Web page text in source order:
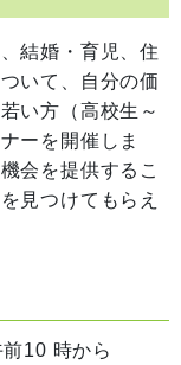
結婚・育児、住
いて、自分の価
い方（高校生～
ーを開催しま
会を提供するこ
見つけてもらえ
10 時から